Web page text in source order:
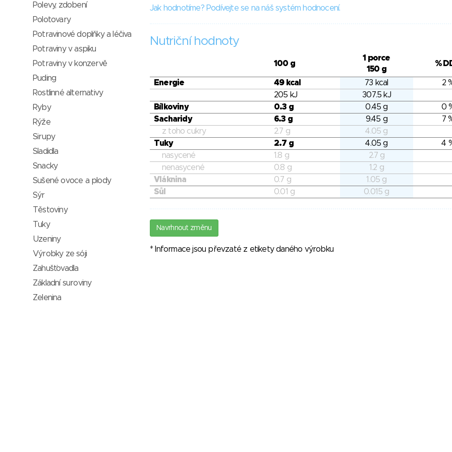
Jak hodnotíme? Podívejte se na náš systém hodnocení.
Nutriční hodnoty
100 g
1 porce
150 g
%
Energie 49 kcal 73 kcal
2
205 kJ
307.5 kJ
Bílkoviny
0.3 g 0.45 g
0
Sacharidy
6.3 g 9.45 g
7
z toho cukry
2.7 g
4.05 g
Tuky
2.7 g 4.05 g
4
nasycené
1.8 g
2.7 g
nenasycené
0.8 g
1.2 g
Vláknina
0.7 g
1.05 g
Sůl
0.01 g 0.015 g
Navrhnout změnu
* Informace jsou převzaté z etikety daného výrobku
Polevy, zdobení
Polotovary
Potravinové doplňky a léčiva
Potraviny v aspiku
Potraviny v konzervě
Puding
Rostlinné alternativy
Ryby
Rýže
Sirupy
Sladidla
Snacky
Sušené ovoce a plody
Sýr
Těstoviny
Tuky
Uzeniny
Výrobky ze sóji
Zahušťovadla
Základní suroviny
Zelenina